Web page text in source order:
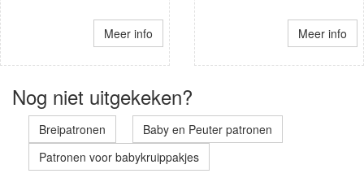
Meer info Meer info
Nog niet uitgekeken?
Breipatronen
Baby en Peuter patronen
Patronen voor babykruippakjes